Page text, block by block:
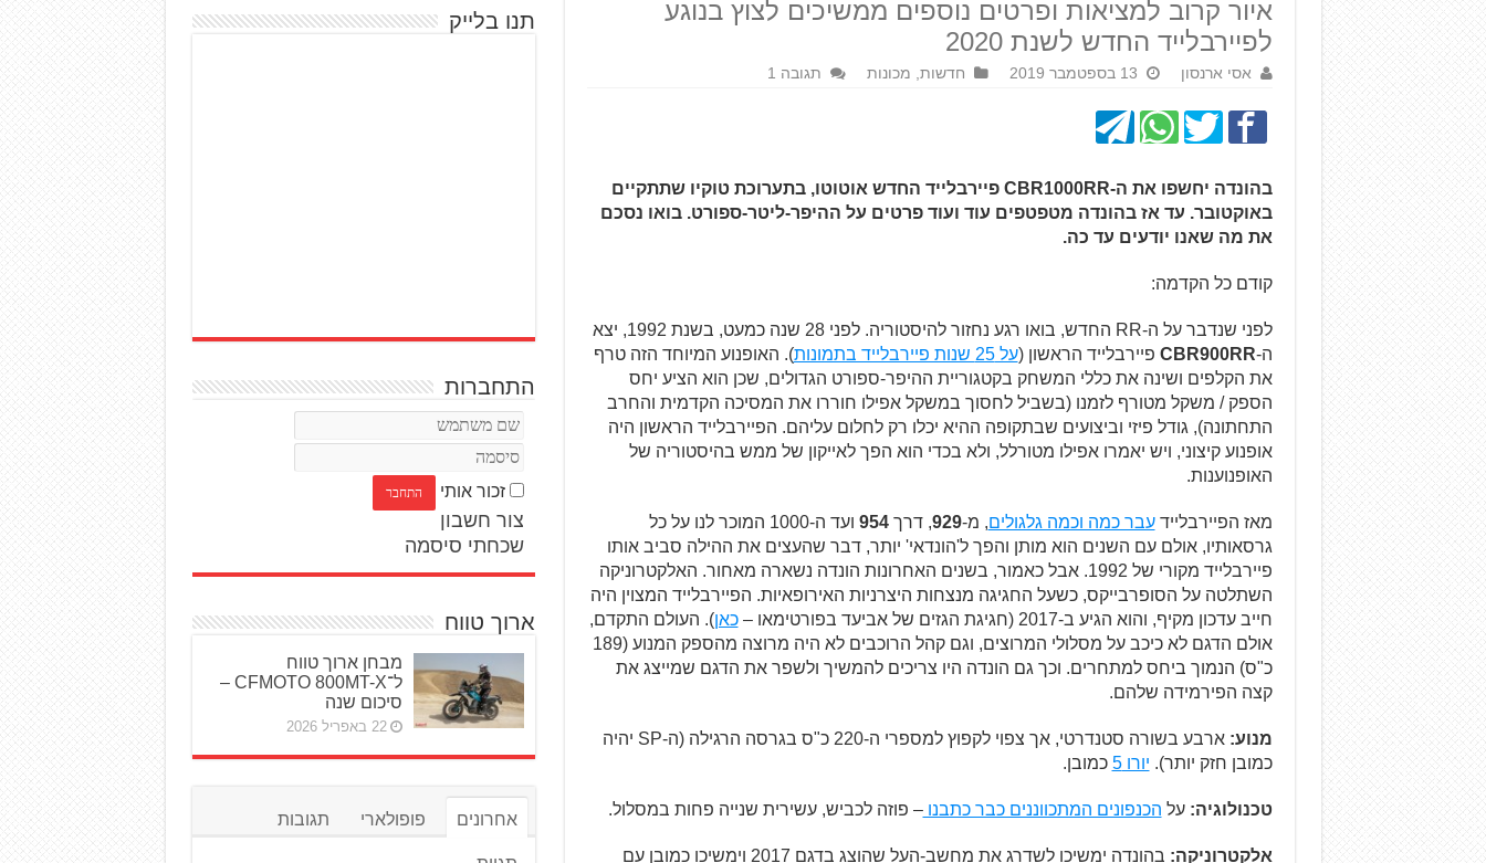
איור קרוב למציאות ופרטים נוספים ממשיכים לצוץ בנוגע
לפיירבלייד החדש לשנת 2020
אסי ארנסון 13 בספטמבר 2019 חדשות מכונות תגובה 1
בהונדה יחשפו את ה-CBR1000RR פיירבלייד החדש אוטוטו, בתערוכת טוקיו שתתקיים
באוקטובר. עד אז בהונדה מטפטפים עוד ועוד פרטים על ההיפר-ליטר-ספורט. בואו נסכם
את מה שאנו יודעים עד כה.
קודם כל הקדמה:
לפני שנדבר על ה-RR החדש, בואו רגע נחזור להיסטוריה. לפני 28 שנה כמעט, בשנת 1992, יצא
ה-CBR900RR פיירבלייד הראשון (על 25 שנות פיירבלייד בתמונות
). האופנוע המיוחד הזה טרף
את הקלפים ושינה את כללי המשחק בקטגוריית ההיפר-ספורט הגדולים, שכן הוא הציע יחס
הספק / משקל מטורף לזמנו (בשביל לחסוך במשקל אפילו חוררו את המסיכה הקדמית והחרב
התחתונה), גודל פיזי וביצועים שבתקופה ההיא יכלו רק לחלום עליהם. הפיירבלייד הראשון היה
אופנוע קיצוני, ויש יאמרו אפילו מטורלל, ולא בכדי הוא הפך לאייקון של ממש בהיסטוריה של
האופנוענות.
מאז הפיירבליידעבר כמה וכמה גלגולים, מ-929, דרך954
ועד ה-1000 המוכר לנו על כל
גרסאותיו, אולם עם השנים הוא מותן והפך ל'הונדאי' יותר, דבר שהעצים את ההילה סביב אותו
פיירבלייד מקורי של 1992. אבל כאמור, בשנים האחרונות הונדה נשארה מאחור. האלקטרוניקה
השתלטה על הסופרבייקס, כשעל החגיגה מנצחות היצרניות האירופאיות. הפיירבלייד המצוין היה
חייב עדכון מקיף, והוא הגיע ב-2017 (חגיגת הגזים של אביעד בפורטימאו –
כאן). העולם התקדם,
אולם הדגם לא כיכב על מסלולי המרוצים, וגם קהל הרוכבים לא היה מרוצה מהספק המנוע (189
כ"ס) הנמוך ביחס למתחרים. וכך גם הונדה היו צריכים להמשיך ולשפר את הדגם שמייצג את
קצה הפירמידה שלהם.
מנוע:
ארבע בשורה סטנדרטי, אך צפוי לקפוץ למספרי ה-220 כ"ס בגרסה הרגילה (ה-SP יהיה
כמובן חזק יותר). יורו 5 כמובן.
טכנולוגיה: על הכנפונים המתכווננים כבר כתבנו– פוזה לכביש, עשירית שנייה פחות במסלול.
אלקטרוניקה: בהונדה ימשיכו לשדרג את מחשב-העל שהוצג בדגם 2017 וימשיכו כמובן עם
תנו בלייק
התחברות
זכור אותי
צור חשבון
שכחתי סיסמה
ארוך טווח
מבחן ארוך טווח
ל־CFMOTO 800MT-X –
סיכום שנה
22 באפריל 2026
אחרונים פופולארי תגובות